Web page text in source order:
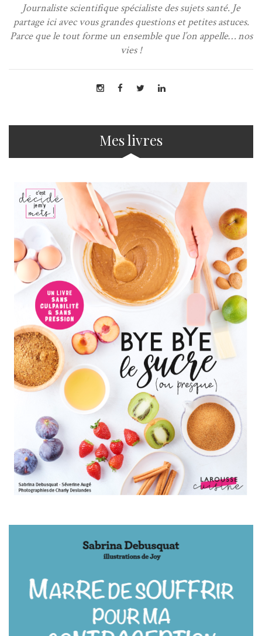
Journaliste scientifique spécialiste des sujets santé. Je
partage ici avec vous grandes questions et petites astuces.
Parce que le tout forme un ensemble que l’on appelle… nos
vies !
Mes livres